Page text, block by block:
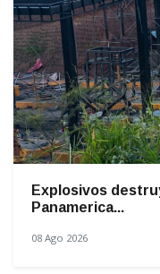
Explosivos
Panamerica...
08 Ago 2026